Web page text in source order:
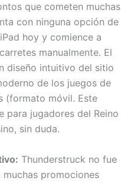
que cometen muchas
con ninguna opción de
hoy y comience a
manualmente. El
diseño intuitivo del sitio
de los juegos de
(formato móvil. Este
para jugadores del Reino
sin duda.
Thunderstruck no fue
promociones